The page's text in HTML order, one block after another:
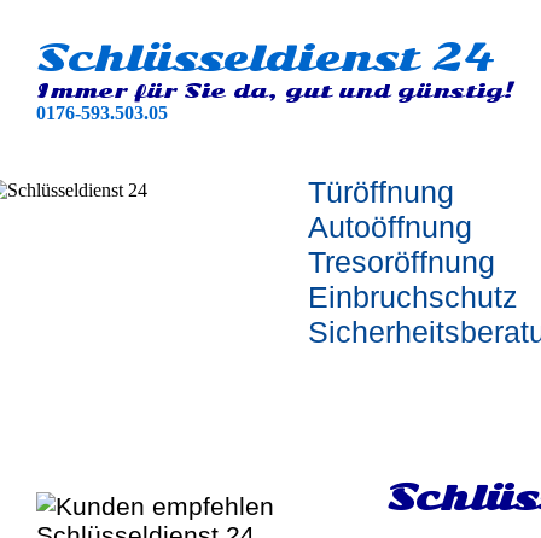
Schlüsseldienst 24
Immer für Sie da, gut und günstig!
0176-593.503.05
Türöffnung
Autoöffnung
Tresoröffnung
Einbruchschutz